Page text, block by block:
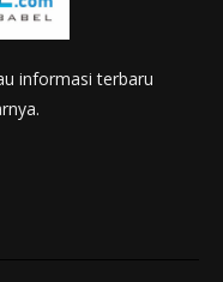
informasi terbaru